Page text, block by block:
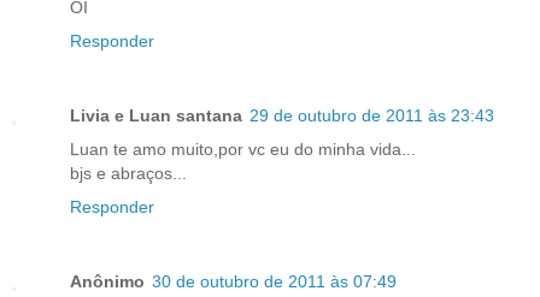
OI
Responder
Livia e Luan santana 29 de outubro de 2011 às 23:43
Luan te amo muito,por vc eu do minha vida...
bjs e abraços...
Responder
Anônimo 30 de outubro de 2011 às 07:49